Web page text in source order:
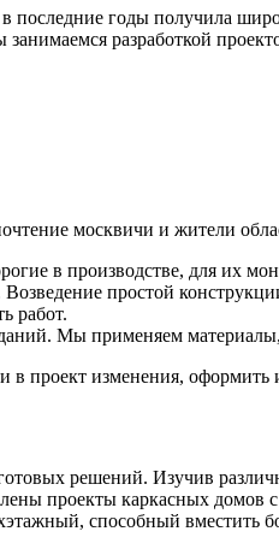
в последние годы получила
разработкой
москвичи и жители
в производстве, для их
простой
работ.
Мы применяем
проект изменения, оформить
решений. Изучив
проекты каркасных
способный